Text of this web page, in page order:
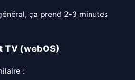
ça prend 2-3 minutes
TV (webOS)
: